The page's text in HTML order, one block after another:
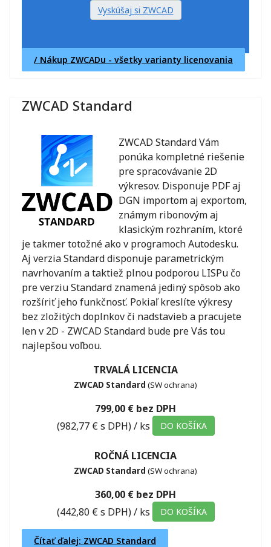
Vyskúšaj si ZWCAD
/ Nákup ZWCADu - všetky varianty licenovania
ZWCAD Standard
ZWCAD Standard Vám
ponúka kompletné riešenie
pre spracovávanie 2D
výkresov. Disponuje PDF aj
DGN importom aj exportom,
známym ribonovým aj
klasickým rozhraním, ktoré
je takmer totožné ako v programoch Autodesku.
Aj verzia Standard disponuje parametrickým
navrhovaním a taktiež plnou podporou LISPu čo
pre verziu Standard znamená jediný spôsob ako
rozšíriť jeho funkčnosť. Pokiaľ kreslíte výkresy
bez zložitých doplnkov či nadstavieb a pracujete
len v 2D - ZWCAD Standard bude pre Vás tou
najlepšou voľbou.
TRVALÁ LICENCIA
ZWCAD Standard (SW ochrana)
799,00 € bez DPH
(982,77 € s DPH) / ks DO KOŠÍKA
ROČNÁ LICENCIA
ZWCAD Standard (SW ochrana)
360,00 € bez DPH
(442,80 € s DPH) / ks DO KOŠÍKA
Čítať ďalej: ZWCAD Standard